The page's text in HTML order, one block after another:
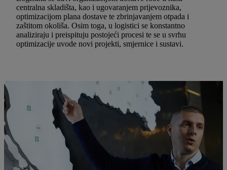
centralna skladišta, kao i ugovaranjem prijevoznika,
optimizacijom plana dostave te zbrinjavanjem otpada i
zaštitom okoliša. Osim toga, u logistici se konstantno
analiziraju i preispituju postojeći procesi te se u svrhu
optimizacije uvode novi projekti, smjernice i sustavi.